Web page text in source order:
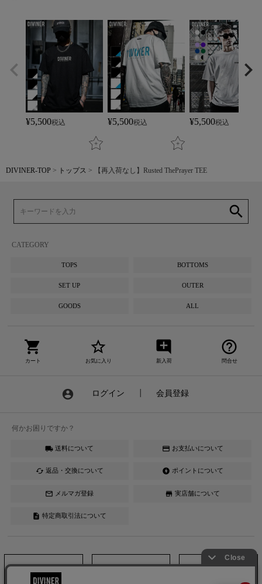
¥5,500税込 ¥5,500税込 ¥5,500税込
DIVINER-TOP トップス 【再入荷なし】Rusted ThePrayer TEE
search
CATEGORY
TOPS BOTTOMS
SET UP OUTER
GOODS ALL
shopping_cart
カート
star_border
お気に入り
add_comment
新入荷
help_outline
問合せ
account_circle ログイン 会員登録
何かお困りですか？
local_shipping 送料について credit_card お支払いについて
cached 返品・交換について offline_bolt ポイントについて
mail_outline メルマガ登録 store 実店舗について
description 特定商取引法について